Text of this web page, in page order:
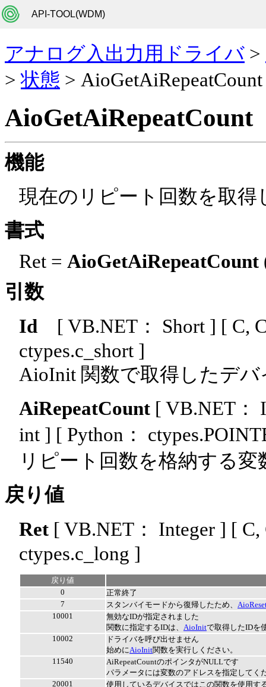
API-TOOL(WDM)
アナログ入出力用ドライバ >
>状態 > AioGetAiRepeatCount
AioGetAiRepeatCount
機能
現在のリピート回数を取得
書式
Ret = AioGetAiRepeatCount
引数
Id
[ VB.NET： Short ] [ C,
ctypes.c_short ]
AioInit 関数で取得したデ
AiRepeatCount [ VB.NET：
int ] [ Python：
リピート回数を格納する
戻り値
Ret [ VB.NET： Integer ] [ C,
ctypes.c_long ]
戻り値
0
正常終了
7
スタンバイモードから復帰したため、
10001
無効なIDが指定されました
関数に指定するIDは、 AioInitで取得したIDを
10002
ドライバを呼び出せません
始めに AioInit関数を実行しください。
11540
AiRepeatCountのポインタがNULLです
パラメータには変数のアドレスを指定してく
20001
使用しているデバイスではこの関数を使用す